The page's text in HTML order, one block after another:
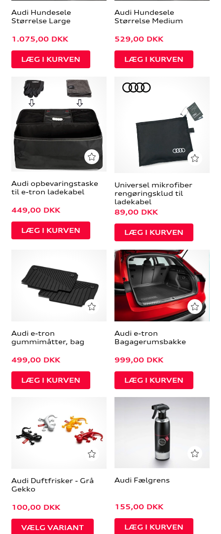
Audi Hundesele
Størrelse Large
1.075,00 DKK
Audi Hundesele
Størrelse Medium
529,00 DKK
Audi opbevaringstaske
til e-tron ladekabel
449,00 DKK
Universel mikrofiber
rengøringsklud til
ladekabel
89,00 DKK
Audi e-tron
gummimåtter, bag
499,00 DKK
Audi e-tron
Bagagerumsbakke
999,00 DKK
Audi Duftfrisker - Grå
Gekko
100,00 DKK
VÆLG VARIANT
Audi Fælgrens
155,00 DKK